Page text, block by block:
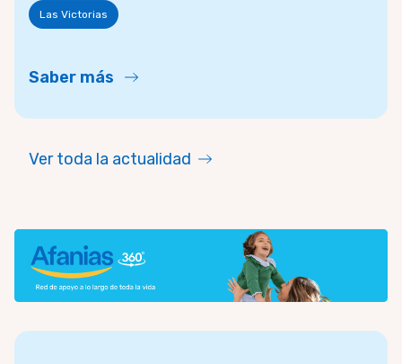
Las Victorias
Saber más
Ver toda la actualidad